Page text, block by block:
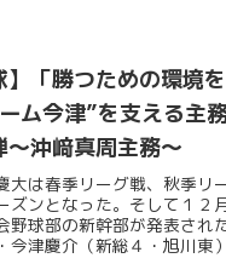
】「勝つための環境
ム今津”を支える主
～沖﨑真周主務～
大は春季リーグ戦、秋季リ
ズンとなった。そして１２
野球部の新幹部が発表され
今津慶介（新総４・旭川東